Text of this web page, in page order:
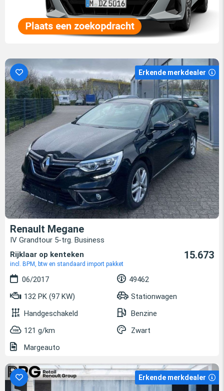
Erkende merkdealer
Renault Megane
IV Grandtour 5-trg. Business
Rijklaar op kenteken
incl. BPM, btw en standaard import pakket
15.673
06/2017
49462
132 PK (97 KW)
Stationwagen
Handgeschakeld
Benzine
121 g/km
Zwart
Margeauto
Erkende merkdealer